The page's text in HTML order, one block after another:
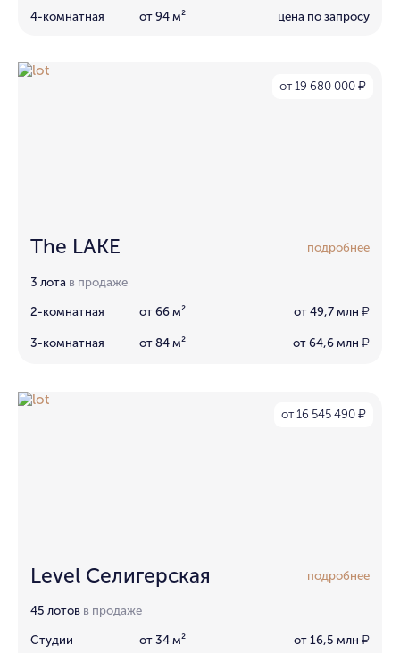
4-комнатная от 94 м² цена по запросу
от 19 680 000 ₽
The LAKE подробнее
3 лота в продаже
2-комнатная от 66 м² от 49,7 млн ₽
3-комнатная от 84 м² от 64,6 млн ₽
от 16 545 490 ₽
Level Селигерская подробнее
45 лотов в продаже
Студии от 34 м² от 16,5 млн ₽